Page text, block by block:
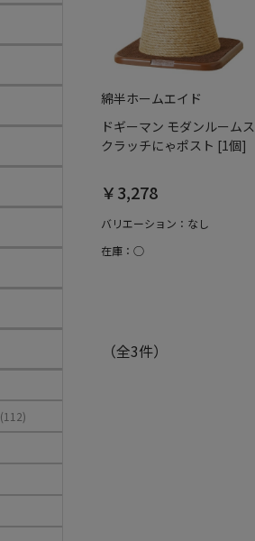
(112)
綿半ホームエイド
ドギーマン モダンルームス
クラッチにゃポスト [1個]
￥3,278
バリエーション：なし
在庫：○
（全3件）